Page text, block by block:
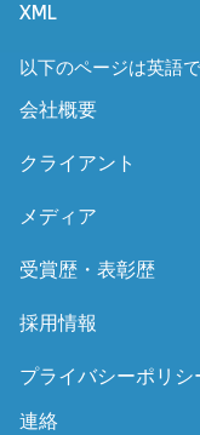
XML
以下のページは英語
会社概要
クライアント
メディア
受賞歴・表彰歴
採用情報
プライバシーポリシ
連絡